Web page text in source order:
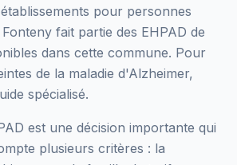
pour personnes
Fonteny fait partie des EHPAD de
dans cette commune. Pour
de la maladie d'Alzheimer,
spécialisé.
est une décision importante qui
plusieurs critères : la